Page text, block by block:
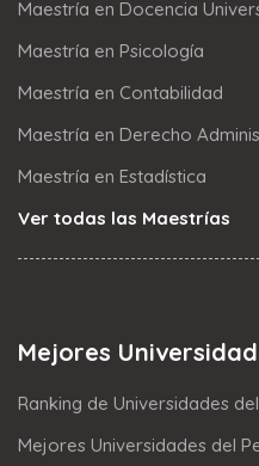
Maestría en Docencia
Maestría en Psicología
Maestría en Contabilidad
Maestría en Derecho
Maestría en Estadística
Ver todas las Maestrías
Mejores
Ranking de Universidades
Mejores Universidades del